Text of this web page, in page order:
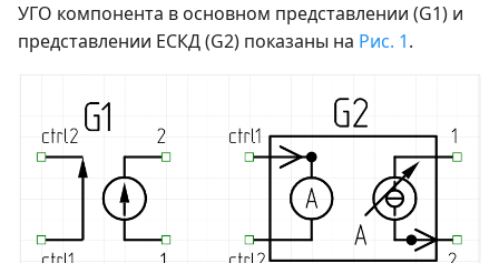
УГО компонента в основном представлении (G1) и
представлении ЕСКД (G2) показаны на Рис. 1.